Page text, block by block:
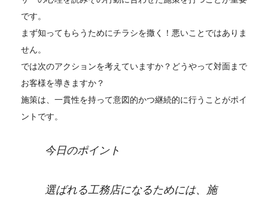
です。
まず知ってもらうためにチラシを撒く！悪いことではありま
せん。
では次のアクションを考えていますか？どうやって対面まで
お客様を導きますか？
施策は、一貫性を持って意図的かつ継続的に行うことがポイ
ントです。
今日のポイント
選ばれる工務店になるためには、施